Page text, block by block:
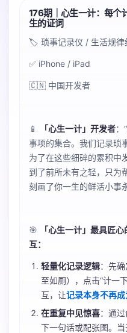
176期｜心生一计：每个
生的证词
🏷️ 琐事记录仪 / 生活规律
✅ iPhone / iPad
🇨🇳 中国开发者
📱 「心生一计」开发者：
事项的集合。我们记录琐
为了在这些细碎的累积中
到了前所未有之轻，只为
刻画了你一生的鲜活小事
🎯
「心生一计」最具匠
互：
轻量化记录逻辑：先
至如厕），点击“计一
互，让记录本身不再成
在重复中见惊喜：通
下一句话或配张图。当